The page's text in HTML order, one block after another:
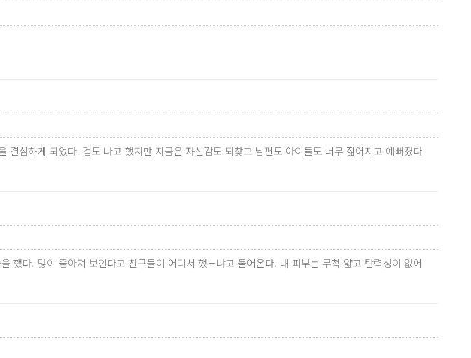
심하게 되었다. 겁도 나고 했지만 지금은 자신감도 되찾고 남편도 아이들도 너무 젊어지고 예뻐졌다
했다. 많이 좋아져 보인다고 친구들이 어디서 했느냐고 물어온다. 내 피부는 무척 얇고 탄력성이 없어